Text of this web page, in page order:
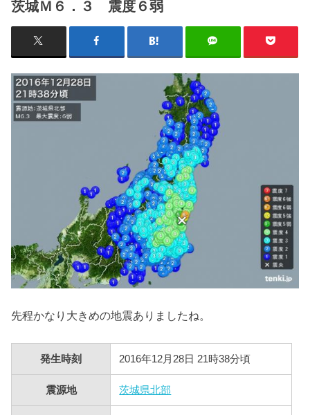
茨城Ｍ６．３ 震度６弱
先程かなり大きめの地震ありましたね。
発生時刻 2016年12月28日 21時38分頃
震源地 茨城県北部